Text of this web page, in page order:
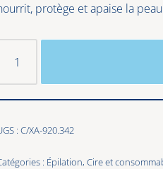
protège et apaise la
:C/XA-920.342
: Épilation,Cire et